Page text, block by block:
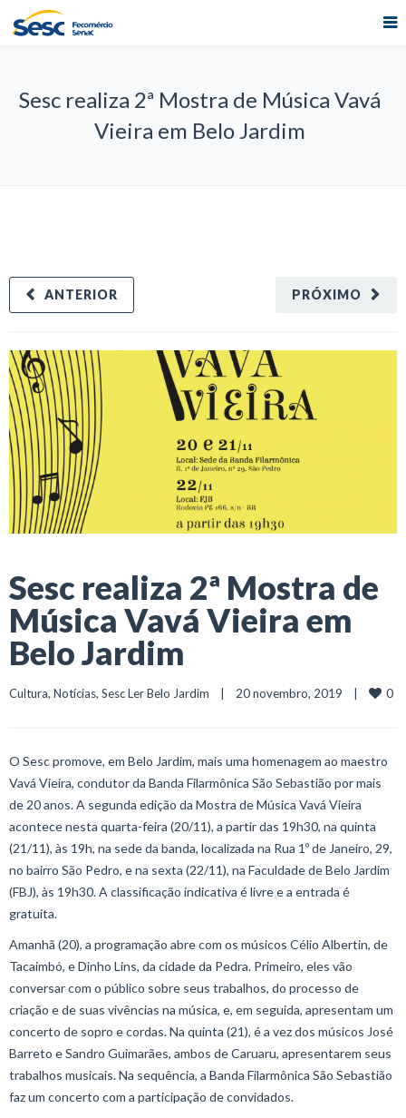
Sesc realiza 2ª Mostra de Música Vavá
Vieira em Belo Jardim
PRÓXIMO
ANTERIOR
Sesc realiza 2ª Mostra de
Música Vavá Vieira em
Belo Jardim
Cultura, Notícias, Sesc Ler Belo Jardim
    |    20 novembro, 2019    |
0
O Sesc promove, em Belo Jardim, mais uma homenagem ao maestro
Vavá Vieira, condutor da Banda Filarmônica São Sebastião por mais
de 20 anos. A segunda edição da Mostra de Música Vavá Vieira
acontece nesta quarta-feira (20/11), a partir das 19h30, na quinta
(21/11), às 19h, na sede da banda, localizada na Rua 1º de Janeiro, 29,
no bairro São Pedro, e na sexta (22/11), na Faculdade de Belo Jardim
(FBJ), às 19h30. A classificação indicativa é livre e a entrada é
gratuita.
Amanhã (20), a programação abre com os músicos Célio Albertin, de
Tacaimbó, e Dinho Lins, da cidade da Pedra. Primeiro, eles vão
conversar com o público sobre seus trabalhos, do processo de
criação e de suas vivências na música, e, em seguida, apresentam um
concerto de sopro e cordas. Na quinta (21), é a vez dos músicos José
Barreto e Sandro Guimarães, ambos de Caruaru, apresentarem seus
trabalhos musicais. Na sequência, a Banda Filarmônica São Sebastião
faz um concerto com a participação de convidados.